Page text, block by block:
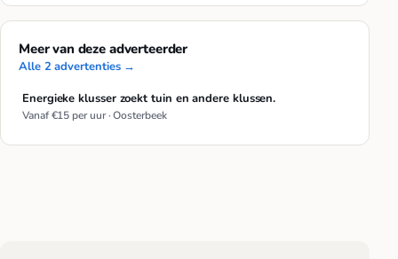
Meer van deze adverteerder
Alle 2 advertenties →
Energieke klusser zoekt tuin en andere klussen.
Vanaf €15 per uur · Oosterbeek